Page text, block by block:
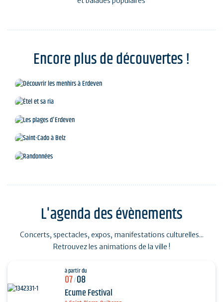
Encore plus de découvertes !
L'agenda des évènements
Concerts, spectacles, expos, manifestations culturelles...
Retrouvez les animations de la ville !
à partir du
07/08
Ecume Festival